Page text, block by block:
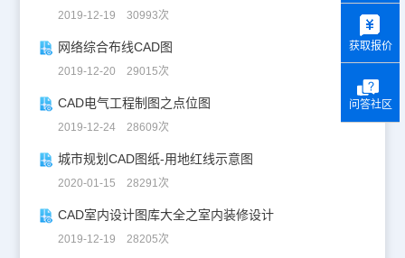
2019-12-19 30993次
网络综合布线CAD图
2019-12-20 29015次
CAD电气工程制图之点位图
2019-12-24 28609次
城市规划CAD图纸-用地红线示意图
2020-01-15 28291次
CAD室内设计图库大全之室内装修设计
2019-12-19 28205次
获取报价
问答社区